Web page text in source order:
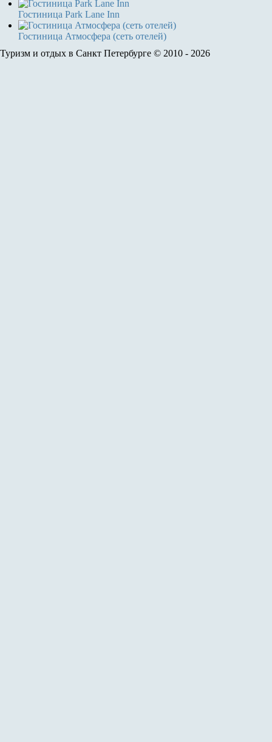
Гостиница Park Lane Inn
Гостиница Атмосфера (сеть отелей)
Туризм и отдых в Санкт Петербурге © 2010 - 2026